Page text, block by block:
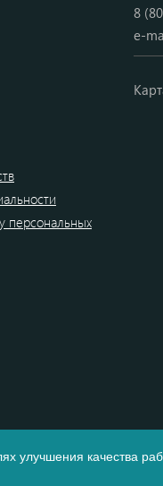
персональных
8
e-
улучшения качества